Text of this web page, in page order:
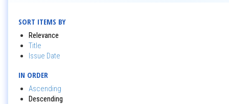
SORT ITEMS BY
Relevance
Title
Issue Date
IN ORDER
Ascending
Descending